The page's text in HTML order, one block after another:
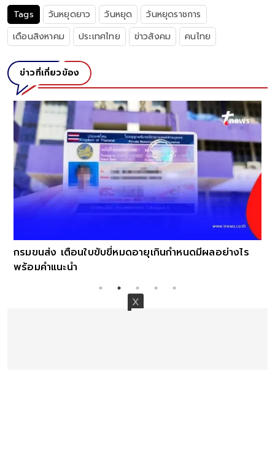
Tags วันหยุดยาว วันหยุด
วันหยุดราชการ
เดือนสิงหาคม
ประเทศไทย ข่าวสังคม คนไทย
ข่าวที่เกี่ยวข้อง
กรมขนส่ง เตือนใบขับขี่หมดอายุเกินกำหนดมีผลอย่างไร
พร้อมคำแนะนำ